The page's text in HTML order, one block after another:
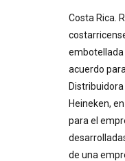
Costa Rica.
embotellada
acuerdo
Distribuidora
Heineken,
para el
de una